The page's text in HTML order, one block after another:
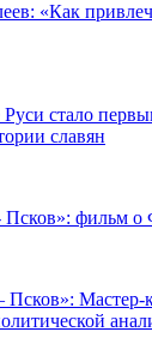
«Как
стало
славян
Псков»: фильм о
Псков»: